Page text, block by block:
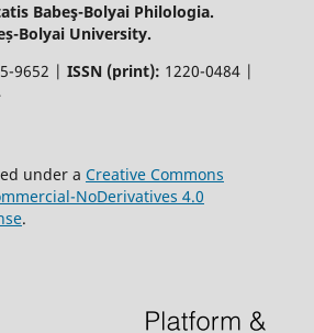
Babeş-Bolyai Philologia.
Bolyai University.
9652 | ISSN (print): 1220-0484 |
under a Creative Commons
NoDerivatives 4.0
.